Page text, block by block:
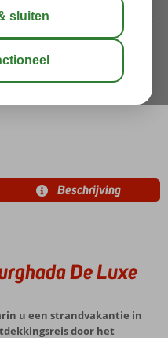
Beschrijving
De Luxe
u een strandvakantie in
door het